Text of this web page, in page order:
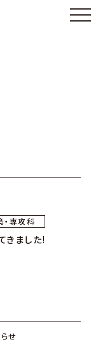
・専攻科
きました!
せ